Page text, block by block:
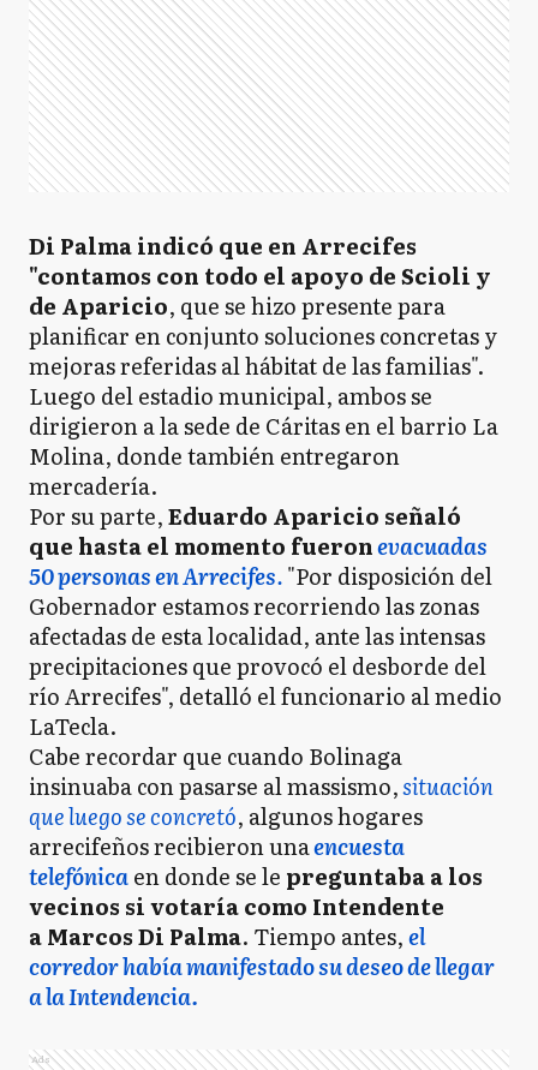
Di Palma indicó que en Arrecifes
"contamos con todo el apoyo de Scioli y
de Aparicio, que se hizo presente para
planificar en conjunto soluciones concretas y
mejoras referidas al hábitat de las familias".
Luego del estadio municipal, ambos se
dirigieron a la sede de Cáritas en el barrio La
Molina, donde también entregaron
mercadería.
Por su parte,Eduardo Aparicio señaló
que hasta el momento fueronevacuadas
50 personas en Arrecifes."Por disposición del
Gobernador estamos recorriendo las zonas
afectadas de esta localidad, ante las intensas
precipitaciones que provocó el desborde del
río Arrecifes", detalló el funcionario al medio
LaTecla.
Cabe recordar que cuando Bolinaga
insinuaba con pasarse al massismo,situación
que luego se concretó, algunos hogares
arrecifeños recibieron unaencuesta
telefónicaen donde se le preguntaba a los
vecinos si votaría como Intendente
a Marcos Di Palma. Tiempo antes,el
corredor había manifestado su deseo de llegar
a la Intendencia.
Ads